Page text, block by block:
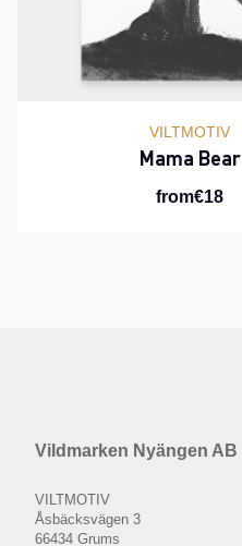
VILTMOTIV
Mama Bear
from€18
Vildmarken Nyängen AB
VILTMOTIV
Åsbäcksvägen 3
66434 Grums